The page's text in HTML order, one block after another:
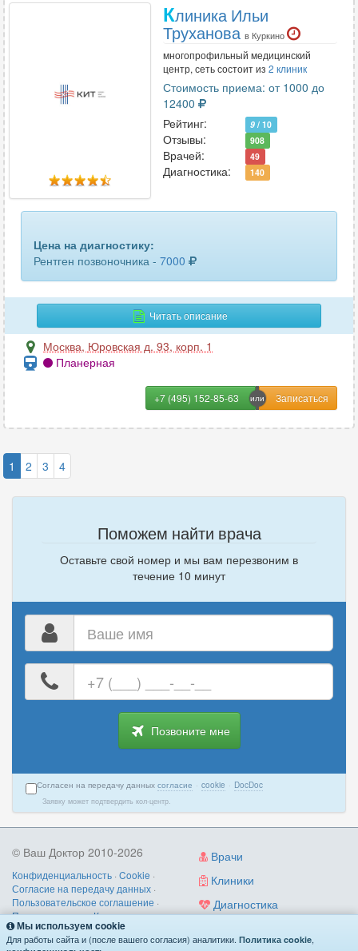
Клиника Ильи
Труханова в Куркино
многопрофильный медицинский
центр, сеть состоит из 2 клиник
Стоимость приема: от 1000 до
12400
Рейтинг:
9 / 10
Отзывы: 908
Врачей: 49
Диагностика: 140
Цена на диагностику:
Рентген позвоночника - 7000
Читать описание
Москва, Юровская д. 93, корп. 1
Планерная
+7 (495) 152-85-63
1 2 3 4
Поможем найти врача
Оставьте свой номер и мы вам перезвоним в
течение 10 минут
номер
телефона
Позвоните мне
Согласен на передачу данных согласие · cookie · DocDoc
Заявку может подтвердить кол-центр.
Врачи
Клиники
Диагностика
© Ваш Доктор 2010-2026
Конфиденциальность · Cookie ·
Согласие на передачу данных ·
Пользовательское соглашение ·
Правила записи·Контакты
О нас/как работает/поиск по
Мы используем cookie
Для работы сайта и (после вашего согласия) аналитики. Политика cookie,